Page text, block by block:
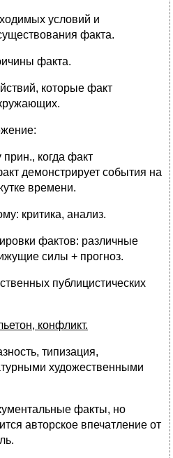
условий и
факта.
факта.
которые факт
когда факт
демонстрирует события на
времени.
критика, анализ.
фактов: различные
силы + прогноз.
публицистических
конфликт.
типизация,
художественными
факты, но
авторское впечатление от